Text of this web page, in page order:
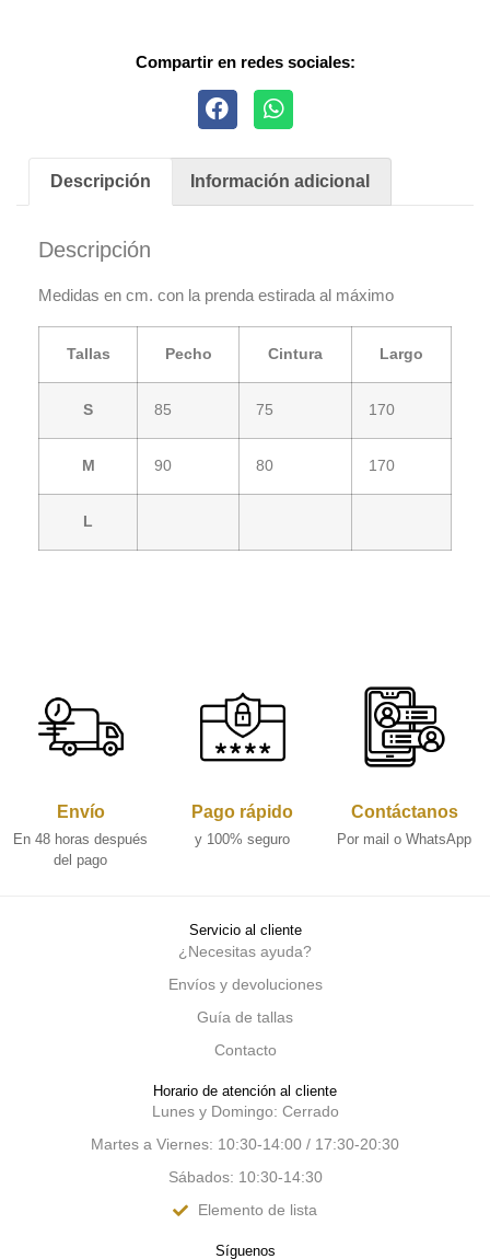
Compartir en redes sociales:
Descripción Información adicional
Descripción
Medidas en cm. con la prenda estirada al máximo
Tallas Pecho Cintura Largo
S 85 75 170
M 90 80 170
L
Envío
En 48 horas después
del pago
Pago rápido
y 100% seguro
Contáctanos
Por mail o WhatsApp
Servicio al cliente
¿Necesitas ayuda?
Envíos y devoluciones
Guía de tallas
Contacto
Horario de atención al cliente
Lunes y Domingo: Cerrado
Martes a Viernes: 10:30-14:00 / 17:30-20:30
Sábados: 10:30-14:30
Elemento de lista
Síguenos